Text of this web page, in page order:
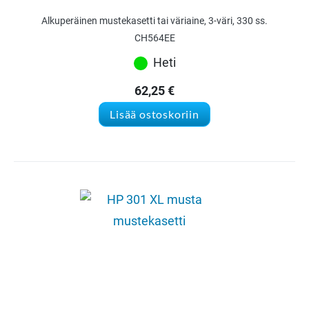
Alkuperäinen mustekasetti tai väriaine, 3-väri, 330 ss.
CH564EE
Heti
62,25€
Lisää ostoskoriin